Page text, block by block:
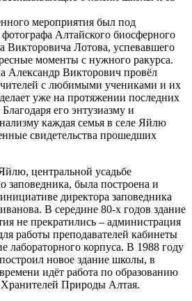
мероприятия был под
Алтайского биосферного
Викторовича Лотова, успевавшего
моменты с нужного ракурса.
Александр Викторович провёл
с любимыми учениками и их
уже на протяжении последних
его энтузиазму и
каждая семья в селе Яйлю
свидетельства прошедших
центральной усадьбе
заповедника, была построена и
директора заповедника
В середине 80-х годов здание
не прекратились – администрация
работы преподавателей кабинеты
лабораторного корпуса. В 1988 году
новое здание школы, в
идёт работа по образованию
Природы Алтая.